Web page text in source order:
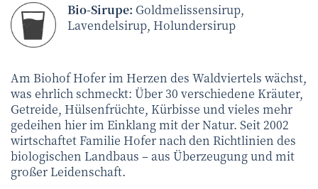
Bio-Sirupe: Goldmelissensirup,
Lavendelsirup, Holundersirup
Am Biohof Hofer im Herzen des Waldviertels wächst,
was ehrlich schmeckt: Über 30 verschiedene Kräuter,
Getreide, Hülsenfrüchte, Kürbisse und vieles mehr
gedeihen hier im Einklang mit der Natur. Seit 2002
wirtschaftet Familie Hofer nach den Richtlinien des
biologischen Landbaus – aus Überzeugung und mit
großer Leidenschaft.